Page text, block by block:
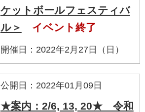
ケットボールフェスティバ
ル＞
イベント終了
開催日：2022年2月27日（日）
公開日：2022年01月09日
★案内：2/6, 13, 20★ 令和